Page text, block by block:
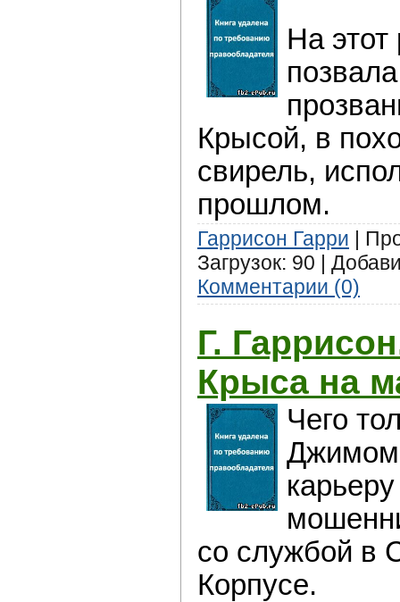
На этот
Крысой, в
свирель,
прошлом.
Гаррисон Гарри |
Загрузок: 90 |
Комментарии (0)
Г.
Крыса на
Чего
Джимом
со службой в
Корпусе.